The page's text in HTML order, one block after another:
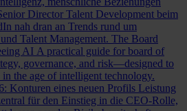
Director Talent Development beim
nah dran an Trends rund um
Talent Management. The Board
AI A practical guide for board of
governance, and risk—designed to
the age of intelligent technology.
Konturen eines neuen Profils Leistung
für den Einstieg in die CEO-Rolle,